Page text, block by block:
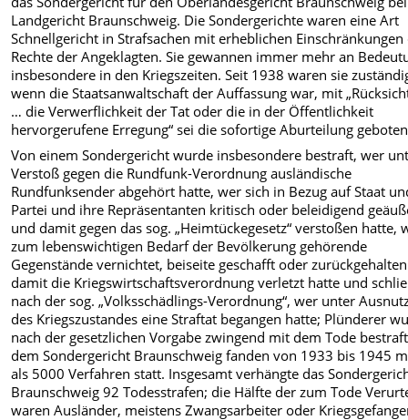
Landgericht Braunschweig. Die Sondergerichte waren eine Art
Schnellgericht in Strafsachen mit erheblichen Einschränkungen
Rechte der Angeklagten. Sie gewannen immer mehr an
insbesondere in den Kriegszeiten. Seit 1938 waren sie
wenn die Staatsanwaltschaft der Auffassung war, mit
… die Verwerflichkeit der Tat oder die in der Öffentlichkeit
hervorgerufene Erregung“ sei die sofortige Aburteilung
Von einem Sondergericht wurde insbesondere bestraft, wer
Verstoß gegen die Rundfunk-Verordnung ausländische
Rundfunksender abgehört hatte, wer sich in Bezug auf Staat
Partei und ihre Repräsentanten kritisch oder beleidigend
und damit gegen das sog. „Heimtückegesetz“ verstoßen hatte,
zum lebenswichtigen Bedarf der Bevölkerung gehörende
Gegenstände vernichtet, beiseite geschafft oder
damit die Kriegswirtschaftsverordnung verletzt hatte und
nach der sog. „Volksschädlings-Verordnung“, wer unter
des Kriegszustandes eine Straftat begangen hatte; Plünderer
nach der gesetzlichen Vorgabe zwingend mit dem Tode
dem Sondergericht Braunschweig fanden von 1933 bis 1945
als 5000 Verfahren statt. Insgesamt verhängte das
Braunschweig 92 Todesstrafen; die Hälfte der zum Tode
waren Ausländer, meistens Zwangsarbeiter oder